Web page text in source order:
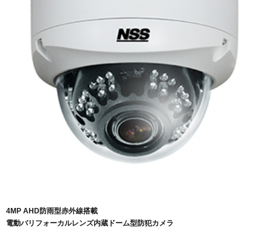
4MP AHD防雨型赤外線搭載
電動バリフォーカルレンズ内蔵ドーム型防犯カメラ